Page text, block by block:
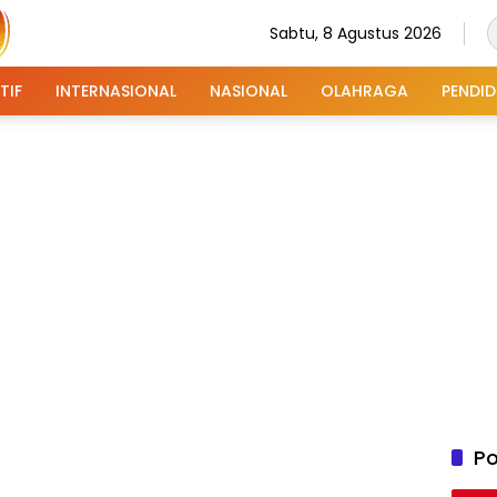
Sabtu, 8 Agustus 2026
INTERNASIONAL NASIONAL OLAHRAGA